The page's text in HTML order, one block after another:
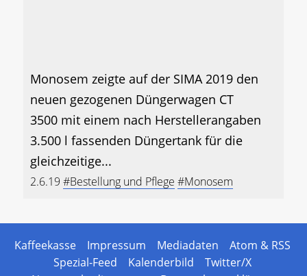
Monosem zeigte auf der SIMA 2019 den
neuen gezogenen Düngerwagen CT
3500 mit einem nach Herstellerangaben
3.500 l fassenden Düngertank für die
gleichzeitige...
2.6.19 #Bestellung und Pflege #Monosem
Kaffeekasse Impressum Mediadaten
Atom & RSS
Spezial-Feed
Kalenderbild
Twitter/X